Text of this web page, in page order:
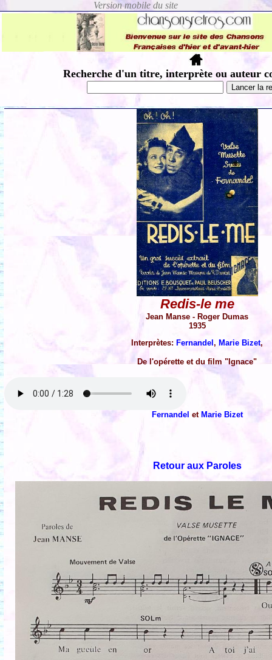
Recherche d'un titre, interprète ou auteur
Redis-le me
Jean Manse - Roger Dumas
1935
Interprètes: Fernandel, Marie Bizet,
De l'opérette et du film "Ignace"
Fernandel et Marie Bizet
Retour aux Paroles